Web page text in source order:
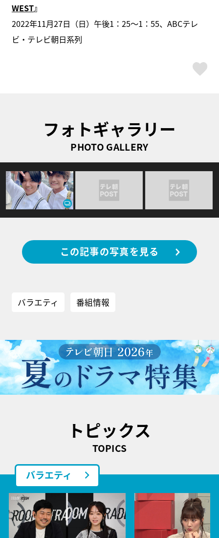
WEST』
2022年11月27日（日）午後1：25～1：55、ABCテレ
ビ・テレビ朝日系列
フォトギャラリー
PHOTO GALLERY
この記事の写真を見る
バラエティ 番組情報
トピックス
TOPICS
バラエティ